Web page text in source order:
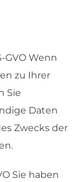
GVO Wenn
zu Ihrer
Sie
Daten
Zwecks der
Sie haben